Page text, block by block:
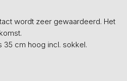
wordt zeer gewaardeerd. Het
35 cm hoog incl. sokkel.